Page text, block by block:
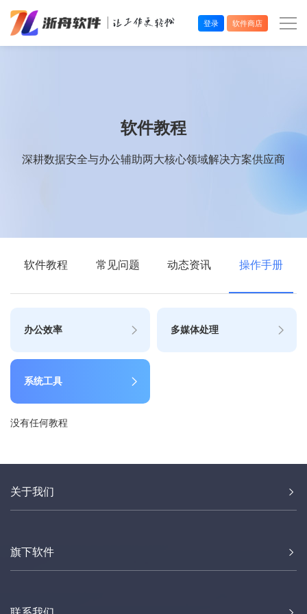
登录 软件商店
软件教程
深耕数据安全与办公辅助两大核心领域解决方案供应商
软件教程 常见问题 动态资讯 操作手册
办公效率 多媒体处理
系统工具
没有任何教程
关于我们
旗下软件